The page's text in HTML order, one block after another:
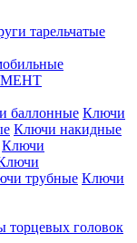
тарельчатые
баллонные Ключи
Ключи накидные
Ключи
трубные Ключи
торцевых головок